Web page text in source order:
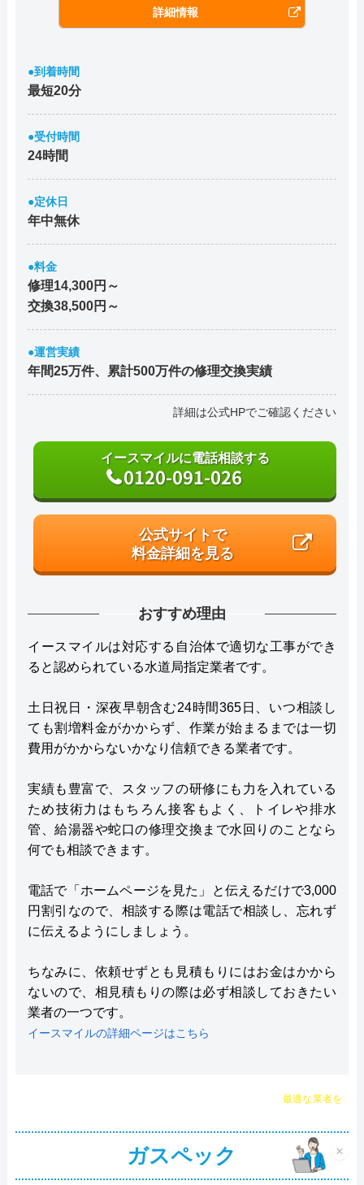
詳細情報
●到着時間
最短20分
●受付時間
24時間
●定休日
年中無休
●料金
修理14,300円～
交換38,500円～
●運営実績
年間25万件、累計500万件の修理交換実績
詳細は公式HPでご確認ください
イースマイルに電話相談する
0120-091-026
公式サイトで
料金詳細を見る
おすすめ理由
イースマイルは対応する自治体で適切な工事ができ
ると認められている水道局指定業者です。
土日祝日・深夜早朝含む24時間365日、いつ相談し
ても割増料金がかからず、作業が始まるまでは一切
費用がかからないかなり信頼できる業者です。
実績も豊富で、スタッフの研修にも力を入れている
ため技術力はもちろん接客もよく、トイレや排水
管、給湯器や蛇口の修理交換まで水回りのことなら
何でも相談できます。
電話で「ホームページを見た」と伝えるだけで3,000
円割引なので、相談する際は電話で相談し、忘れず
に伝えるようにしましょう。
ちなみに、依頼せずとも見積もりにはお金はかから
ないので、相見積もりの際は必ず相談しておきたい
業者の一つです。
イースマイルの詳細ページはこちら
ガスペック ×
チャット診断で
最適な業者を